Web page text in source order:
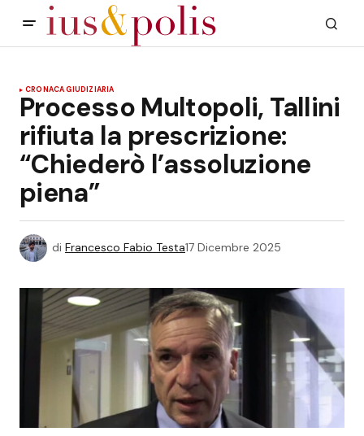
CRONACA GIUDIZIARIA
Processo Multopoli, Tallini
rifiuta la prescrizione:
“Chiederò l’assoluzione
piena”
di Francesco Fabio Testa17 Dicembre 2025